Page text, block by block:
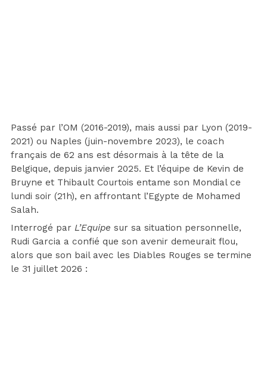
Passé par l’OM (2016-2019), mais aussi par Lyon (2019-
2021) ou Naples (juin-novembre 2023), le coach
français de 62 ans est désormais à la tête de la
Belgique, depuis janvier 2025. Et l’équipe de Kevin de
Bruyne et Thibault Courtois entame son Mondial ce
lundi soir (21h), en affrontant l’Egypte de Mohamed
Salah.
Interrogé par L’Equipe sur sa situation personnelle,
Rudi Garcia a confié que son avenir demeurait flou,
alors que son bail avec les Diables Rouges se termine
le 31 juillet 2026 :